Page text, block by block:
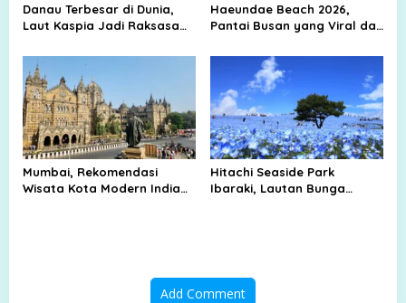
Danau Terbesar di Dunia,
Laut Kaspia Jadi Raksasa
Haeundae Beach 2026,
Pantai Busan yang Viral dan
Wisatawan
Mumbai, Rekomendasi
Wisata Kota Modern India
Hitachi Seaside Park
Ibaraki, Lautan Bunga
Add Comment